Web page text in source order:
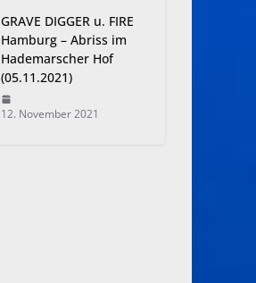
GRAVE DIGGER u. FIRE
Hamburg – Abriss im
Hademarscher Hof
(05.11.2021)
12. November 2021